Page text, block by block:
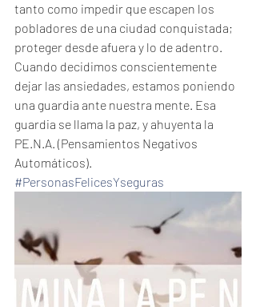
tanto como impedir que escapen los
pobladores de una ciudad conquistada;
proteger desde afuera y lo de adentro.
Cuando decidimos conscientemente
dejar las ansiedades, estamos poniendo
una guardia ante nuestra mente. Esa
guardia se llama la paz, y ahuyenta la
PE.N.A. (Pensamientos Negativos
Automáticos).
#PersonasFelicesYseguras